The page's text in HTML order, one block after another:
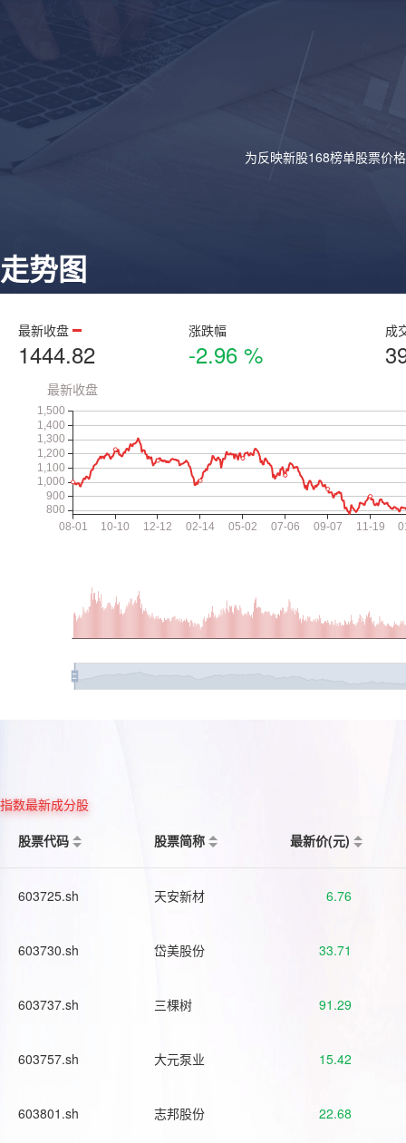
为反映新股168榜单股票价
走势图
最新收盘
1444.82
涨跌幅
-2.96 %
成
指数最新成分股
股票代码
股票简称 最新价(元)
603725.sh 天安新材 6.76
603730.sh 岱美股份 33.71
603737.sh 三棵树 91.29
603757.sh 大元泵业 15.42
603801.sh 志邦股份 22.68